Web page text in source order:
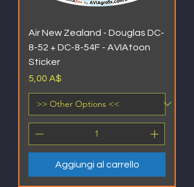
Air New Zealand - Douglas DC-
8-52 + DC-8-54F - AVIAtoon
Sticker
Prezzo
5,00 A$
Aggiungi al carrello